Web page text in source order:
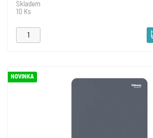
Skladem
10 Ks
NOVINKA